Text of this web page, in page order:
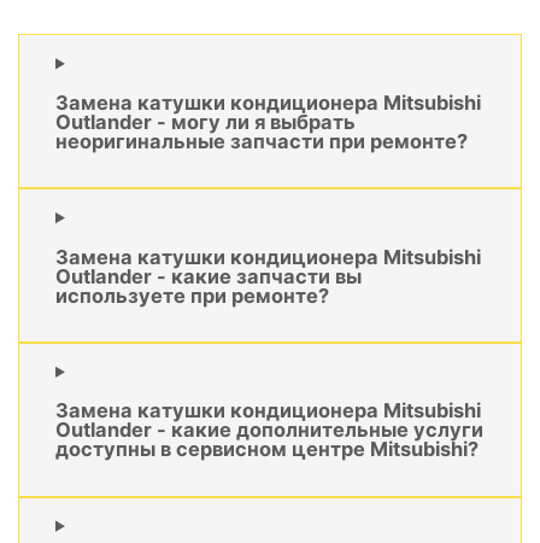
Замена катушки кондиционера Mitsubishi
Outlander - могу ли я выбрать
неоригинальные запчасти при ремонте?
Замена катушки кондиционера Mitsubishi
Outlander - какие запчасти вы
используете при ремонте?
Замена катушки кондиционера Mitsubishi
Outlander - какие дополнительные услуги
доступны в сервисном центре Mitsubishi?